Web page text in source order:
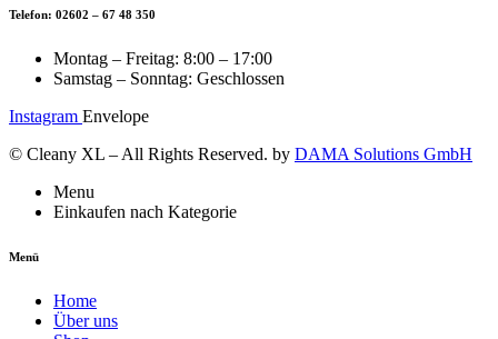
Telefon: 02602 – 67 48 350
Montag – Freitag: 8:00 – 17:00
Samstag – Sonntag: Geschlossen
Instagram Envelope
© Cleany XL – All Rights Reserved. by DAMA Solutions GmbH
Menu
Einkaufen nach Kategorie
Menü
Home
Über uns